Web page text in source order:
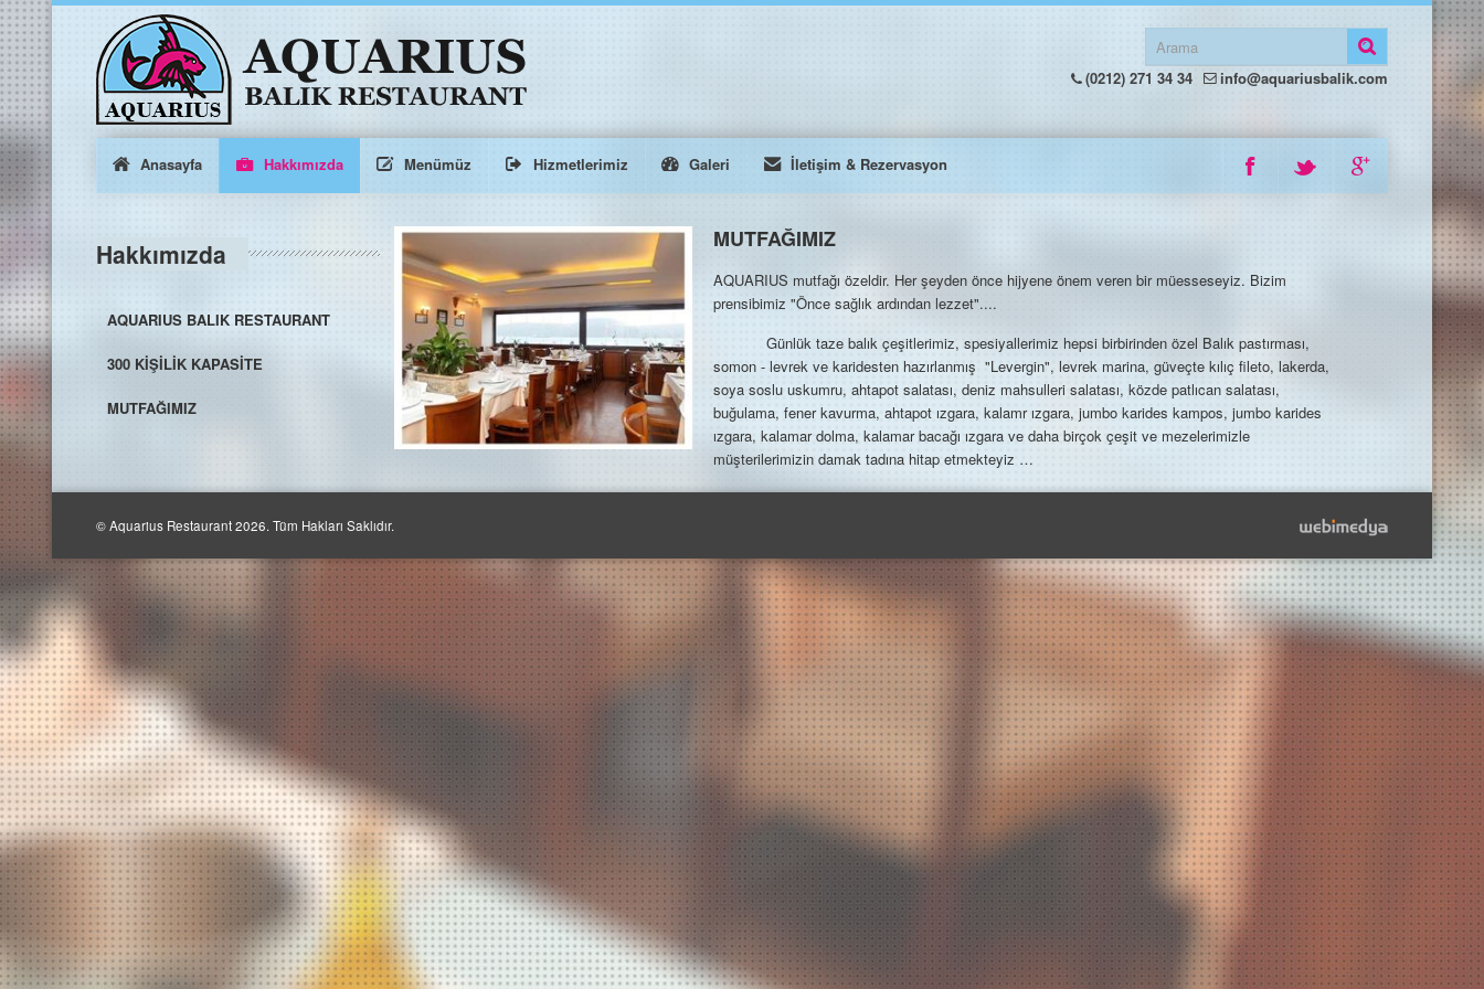
info@aquariusbalik.com
(0212) 271 34 34
Anasayfa Hakkımızda Menümüz Hizmetlerimiz Galeri İletişim & Rezervasyon
Hakkımızda
AQUARIUS BALIK RESTAURANT
300 KİŞİLİK KAPASİTE
MUTFAĞIMIZ
MUTFAĞIMIZ
AQUARIUS mutfağı özeldir. Her şeyden önce hijyene önem veren bir müesseseyiz. Bizim
prensibimiz "Önce sağlık ardından lezzet"....
Günlük taze balık çeşitlerimiz, spesiyallerimiz hepsi birbirinden özel Balık pastırması,
somon - levrek ve karidesten hazırlanmış "Levergin", levrek marina, güveçte kılıç fileto, lakerda,
soya soslu uskumru, ahtapot salatası, deniz mahsulleri salatası, közde patlıcan salatası,
buğulama, fener kavurma, ahtapot ızgara, kalamr ızgara, jumbo karides kampos, jumbo karides
ızgara, kalamar dolma, kalamar bacağı ızgara ve daha birçok çeşit ve mezelerimizle
müşterilerimizin damak tadına hitap etmekteyiz …
© Aquarius Restaurant 2026. Tüm Hakları Saklıdır.